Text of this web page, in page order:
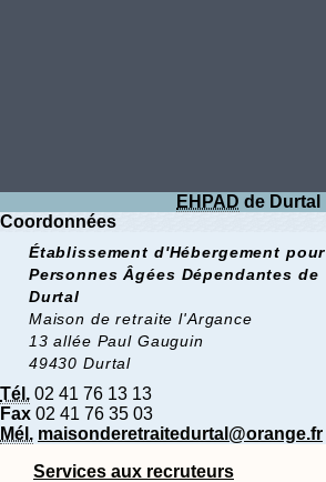
EHPAD de Durtal
Coordonnées
Établissement d'Hébergement pour
Personnes Âgées Dépendantes de
Durtal
Maison de retraite l'Argance
13 allée Paul Gauguin
49430 Durtal
Tél. 02 41 76 13 13
Fax 02 41 76 35 03
Mél. maisonderetraitedurtal@orange.fr
Services aux recruteurs